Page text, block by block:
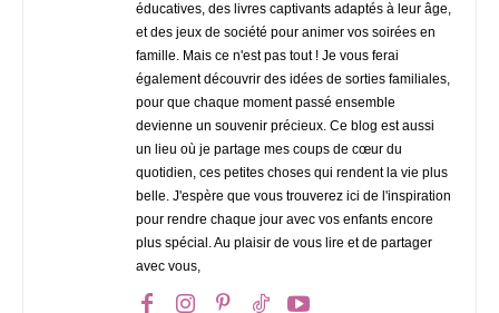
éducatives, des livres captivants adaptés à leur âge,
et des jeux de société pour animer vos soirées en
famille. Mais ce n'est pas tout ! Je vous ferai
également découvrir des idées de sorties familiales,
pour que chaque moment passé ensemble
devienne un souvenir précieux. Ce blog est aussi
un lieu où je partage mes coups de cœur du
quotidien, ces petites choses qui rendent la vie plus
belle. J'espère que vous trouverez ici de l'inspiration
pour rendre chaque jour avec vos enfants encore
plus spécial. Au plaisir de vous lire et de partager
avec vous,